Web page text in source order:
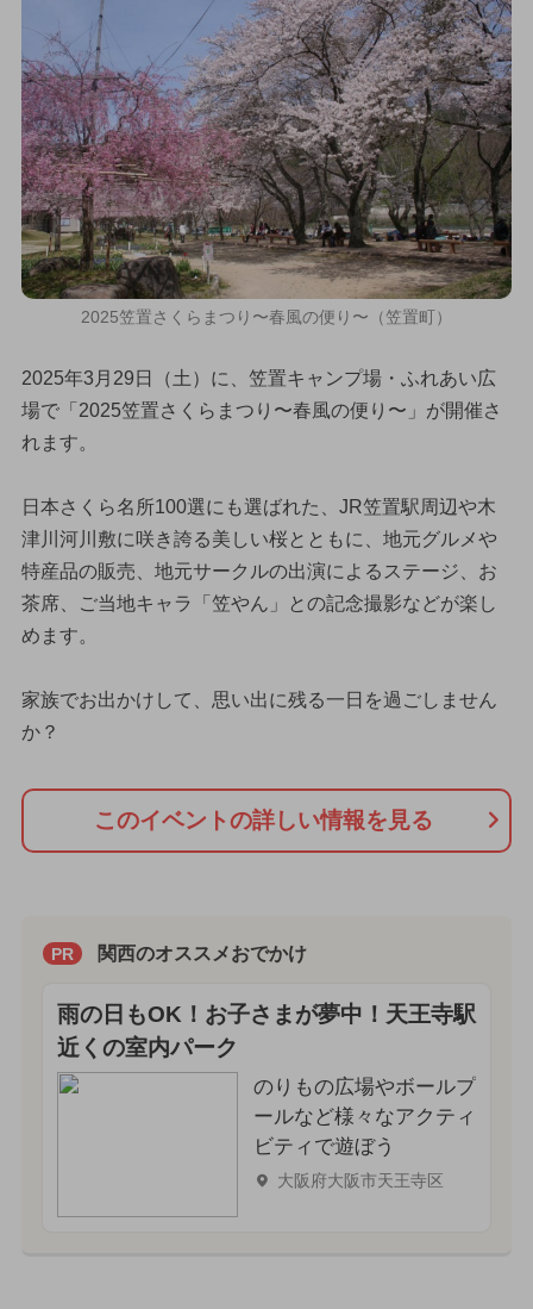
2025笠置さくらまつり〜春風の便り〜（笠置町）
2025年3月29日（土）に、笠置キャンプ場・ふれあい広
場で「2025笠置さくらまつり〜春風の便り〜」が開催さ
れます。
日本さくら名所100選にも選ばれた、JR笠置駅周辺や木
津川河川敷に咲き誇る美しい桜とともに、地元グルメや
特産品の販売、地元サークルの出演によるステージ、お
茶席、ご当地キャラ「笠やん」との記念撮影などが楽し
めます。
家族でお出かけして、思い出に残る一日を過ごしません
か？
このイベントの詳しい情報を見る
PR 関西のオススメおでかけ
雨の日もOK！お子さまが夢中！天王寺駅
近くの室内パーク
のりもの広場やボールプ
ールなど様々なアクティ
ビティで遊ぼう
大阪府大阪市天王寺区